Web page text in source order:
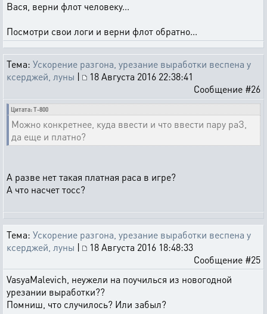
Вася, верни флот человеку...
Посмотри свои логи и верни флот обратно...
Тема: Ускорение разгона, урезание выработки веспена у
ксерджей, луны |
18 Августа 2016 22:38:41
Сообщение #26
Цитата: T-800
Можно конкретнее, куда ввести и что ввести пару раЗ,
да еще и платно?
А разве нет такая платная раса в игре?
А что насчет тосс?
Тема: Ускорение разгона, урезание выработки веспена у
ксерджей, луны |
18 Августа 2016 18:48:33
Сообщение #25
VasyaMalevich, неужели на поучилься из новогодной
урезании выработки??
Помниш, что случилось? Или забыл?